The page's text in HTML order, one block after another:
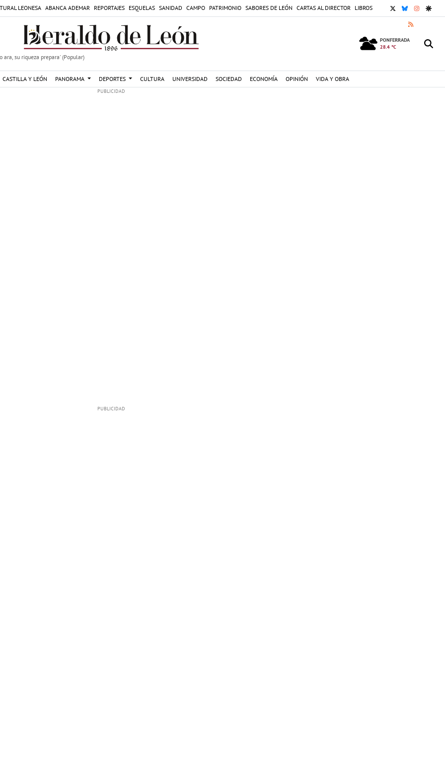
LEONESA ABANCA ADEMAR REPORTAJES ESQUELAS SANIDAD CAMPO PATRIMONIO SABORES DE LEÓN CARTAS AL DIRECTOR LIBROS X BLUESKY
RSS
ara, su riqueza prepara' (Popular)
PONFERRADA
28.4 °C
CASTILLA Y LEÓN PANORAMA DEPORTES CULTURA UNIVERSIDAD SOCIEDAD ECONOMÍA OPINIÓN VIDA Y OBRA